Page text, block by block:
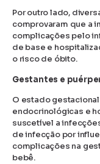
Por outro lado,
comprovaram que a
complicações pelo
de base e
o risco de óbito.
Gestantes e
O estado
endocrinológicas e
suscetível a
de infecção por
complicações na
bebê.